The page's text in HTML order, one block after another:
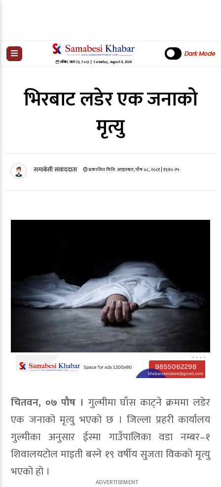
शनिबार,साउन २३,२०८३| Saturday, August 8, 2026
Dark Mode
भिरबाट लडेर एक जनाको
मृत्यु
समाबेसी संवाददाता प्रकाशित मिति:आइतबार, पौष ०८, २०८१| १३:१०:२५
चितवन, ०७ पौष । गुल्मीमा घाँस काट्ने क्रममा लडेर
एक जनाको मृत्यु भएको छ । जिल्ला प्रहरी कार्यालय
गुल्मीका अनुसार ईस्मा गाउँपालिका वडा नम्बर–१
शिवालयटोल माइती बस्ने १९ वर्षीय सुजता विकको मृत्यु
भएको हो ।